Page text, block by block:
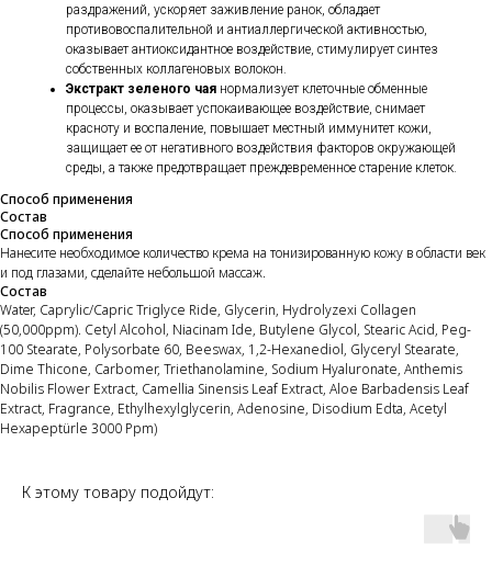
раздражений, ускоряет заживление ранок, обладает
противовоспалительной и антиаллергической активностью,
оказывает антиоксидантное воздействие, стимулирует синтез
собственных коллагеновых волокон.
Экстракт зеленого чая нормализует клеточные обменные
процессы, оказывает успокаивающее воздействие, снимает
красноту и воспаление, повышает местный иммунитет кожи,
защищает ее от негативного воздействия факторов окружающей
среды, а также предотвращает преждевременное старение клеток.
Способ применения
Состав
Способ применения
Нанесите необходимое количество крема на тонизированную кожу в области век
и под глазами, сделайте небольшой массаж.
Состав
Watеr, Caprylic/Capric Triglyce Ride, Glycerin, Hydrolyzexi Collagen
(50,000ppm). Cetyl Alcohol, Niacinam Ide, Butylene Glycol, Stearic Acid, Peg-
100 Stearate, Polysorbate 60, Beeswax, 1,2-Hexanediol, Glyceryl Stearate,
Dime Thicone, Carbomer, Triethanolamine, Sodium Hyaluronate, Anthemis
Nobilis Flower Extract, Camellia Sinensis Leaf Extract, Aloe Barbadensis Leaf
Extract, Fragrance, Ethylhexylglycerin, Adenosine, Disodium Edta, Acetyl
Hexapeptürle 3000 Ppm)
К этому товару подойдут: